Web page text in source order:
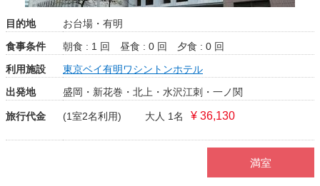
目的地
お台場・有明
食事条件
朝食 : 1 回 昼食 : 0 回
夕食 : 0 回
利用施設
東京ベイ有明ワシントンホテル
出発地
盛岡・新花巻・北上・水沢江刺・一ノ関
旅行代金 (1室2名利用) 大人 1名 ¥ 36,130
満室